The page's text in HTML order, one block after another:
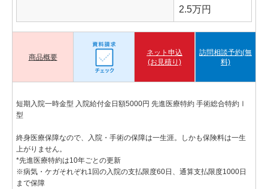
2.5万円
商品概要
ネット申込
(お見積り)
訪問相談予約(無
料)
短期入院一時金型 入院給付金日額5000円 先進医療特約 手術総合特約Ⅰ
型
終身医療保障なので、入院・手術の保障は一生涯。しかも保険料は一生
上がりません。
*先進医療特約は10年ごとの更新
※病気・ケガそれぞれ1回の入院の支払限度60日、通算支払限度1000日
まで保障